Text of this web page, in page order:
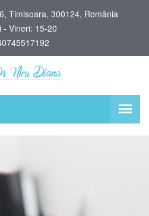
Timisoara, 300124, România
- Vineri: 15-20